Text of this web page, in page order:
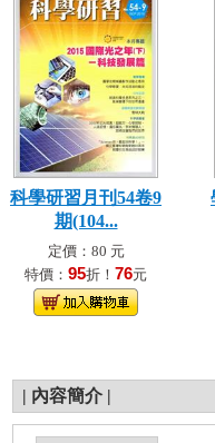
科學研習月刊54卷9
期(104...
定價：80 元
特價： 95折！ 76元
| 內容簡介 |